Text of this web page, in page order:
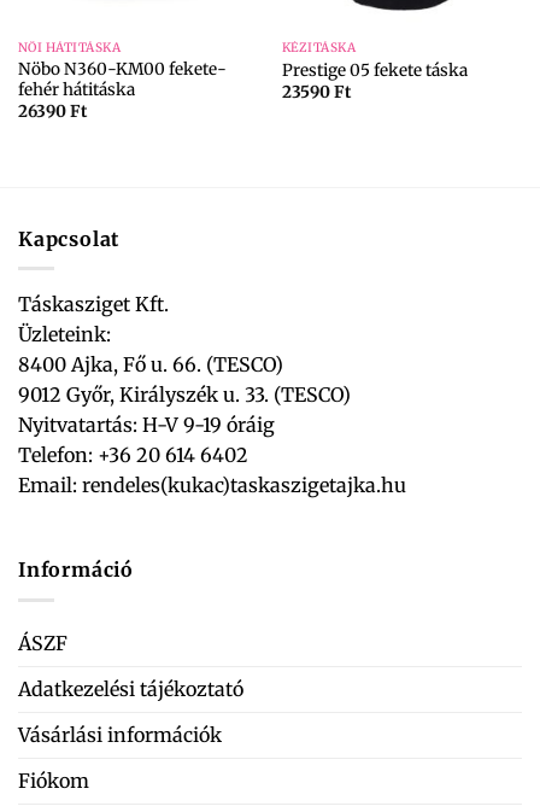
NŐI HÁTITÁSKA
Nöbo N360-KM00 fekete-
fehér hátitáska
26390Ft
KÉZITÁSKA
Prestige 05 fekete táska
23590Ft
Kapcsolat
Táskasziget Kft.
Üzleteink:
8400 Ajka, Fő u. 66. (TESCO)
9012 Győr, Királyszék u. 33. (TESCO)
Nyitvatartás: H-V 9-19 óráig
Telefon: +36 20 614 6402
Email: rendeles(kukac)taskaszigetajka.hu
Információ
ÁSZF
Adatkezelési tájékoztató
Vásárlási információk
Fiókom